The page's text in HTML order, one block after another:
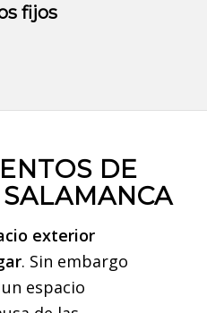
fijos
DE
exterior
. Sin embargo
espacio